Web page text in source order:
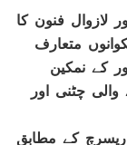
لازوال فنون کا
متعارف
کے نمکین
چٹنی اور
ریسرچ کے مطابق